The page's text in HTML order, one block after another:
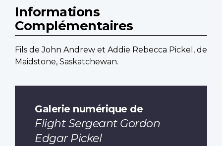
Informations
Complémentaires
Fils de John Andrew et Addie Rebecca Pickel, de
Maidstone, Saskatchewan.
Galerie numérique de
Flight Sergeant Gordon
Edgar Pickel